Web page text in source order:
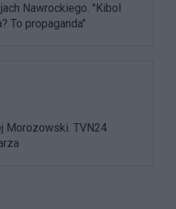
Nawrockiego. "Kibol
To propaganda"
Morozowski. TVN24